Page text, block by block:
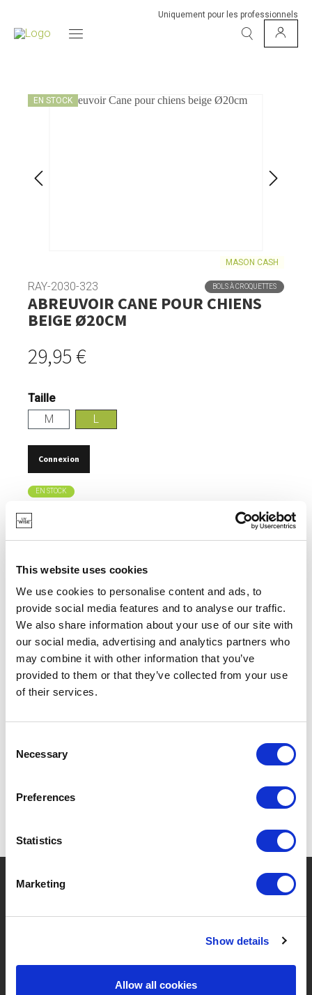
This website uses cookies
We use cookies to personalise content and ads, to
provide social media features and to analyse our traffic.
We also share information about your use of our site with
our social media, advertising and analytics partners who
may combine it with other information that you’ve
provided to them or that they’ve collected from your use
of their services.
Selection
Necessary
Preferences
Statistics
Marketing
Show details
Allow all cookies
Uniquement pour les professionnels
EN STOCK
MASON CASH
RAY-2030-323 BOLS À CROQUETTES
ABREUVOIR CANE POUR CHIENS
BEIGE Ø20CM
29,95 €
Taille
L
M
Connexion
EN STOCK
CONTENANCE DE 2,4 LITRES.
LE BOL PROFOND PERMET DE GARDER L'EAU PLUS
FABRIQUÉ EN GRÈS LOURD ET DURABLE, DIFFICILE À
RENVERSER.
COMPATIBLE LAVE-VAISSELLE ET CONGÉLATEUR.
? Besoin d'aide ?
À Propos De Nous